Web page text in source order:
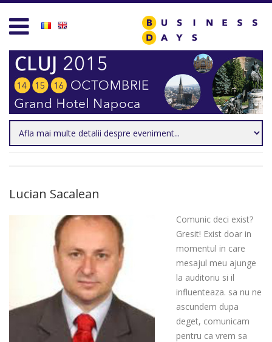
Business Days Projects
Partners and Clients
Blog
Leadership
Trends &
What
today
Acasa
Create new user
Lucian Sacalean
Comunic deci exist?
Gresit! Exist doar in
momentul in care
mesajul meu ajunge
la auditoriu si il
influenteaza. sa nu ne
ascundem dupa
deget, comunicam
pentru ca vrem sa